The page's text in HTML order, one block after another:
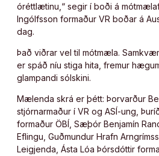
óréttlætinu,“ segir í boði á
Ingólfsson formaður VR boðar á
dag.
Það viðrar vel til mótmæla.
er spáð níu stiga hita, fremur
glampandi sólskini.
Mælenda skrá er þétt: Þorvarður
stjórnarmaður í VR og ASÍ-ung,
formaður ÖBÍ, Sæþór Benjamín
Eflingu, Guðmundur Hrafn
Leigjenda, Ásta Lóa Þórsdóttir